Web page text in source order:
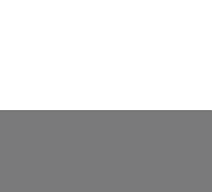
interna que pueda conducir a